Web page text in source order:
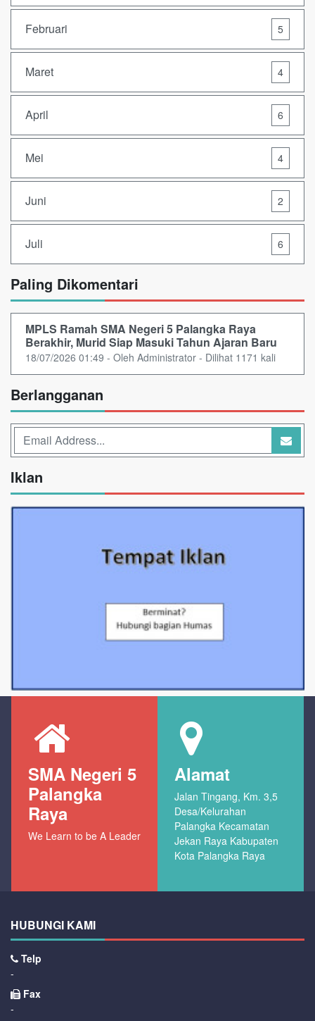
Februari 5
Maret 4
April 6
Mei 4
Juni 2
Juli 6
Paling Dikomentari
MPLS Ramah SMA Negeri 5 Palangka Raya
Berakhir, Murid Siap Masuki Tahun Ajaran Baru
18/07/2026 01:49 - Oleh Administrator - Dilihat 1171 kali
Berlangganan
Iklan
SMA Negeri 5
Palangka
Raya
We Learn to be A Leader
Alamat
Jalan Tingang, Km. 3,5
Desa/Kelurahan
Palangka Kecamatan
Jekan Raya Kabupaten
Kota Palangka Raya
HUBUNGI KAMI
Telp
-
Fax
-